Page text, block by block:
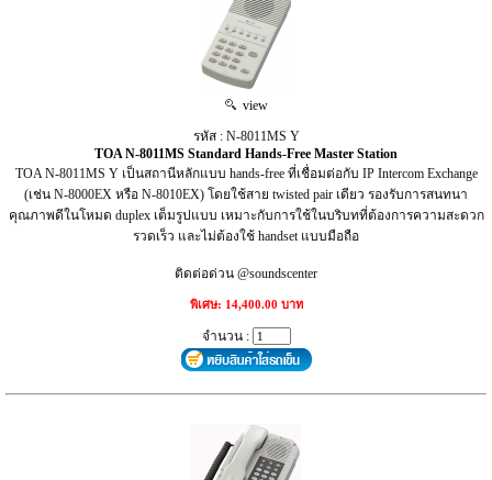
view
รหัส : N-8011MS Y
TOA N-8011MS Standard Hands-Free Master Station
TOA N-8011MS Y เป็นสถานีหลักแบบ hands-free ที่เชื่อมต่อกับ IP Intercom Exchange
(เช่น N-8000EX หรือ N-8010EX) โดยใช้สาย twisted pair เดียว รองรับการสนทนา
คุณภาพดีในโหมด duplex เต็มรูปแบบ เหมาะกับการใช้ในบริบทที่ต้องการความสะดวก
รวดเร็ว และไม่ต้องใช้ handset แบบมือถือ
ติดต่อด่วน @soundscenter
พิเศษ: 14,400.00 บาท
จำนวน :